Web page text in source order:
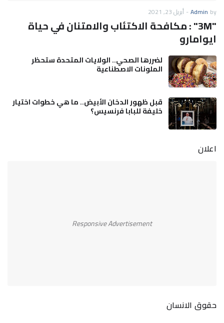
by
Admin
- أبريل 23, 2021
"3M" : مكافحة الاكتئاب والامتنان في حياة
ايوامارو
لضررها الصحي.. الولايات المتحدة ستحظر
الملونات الاصطناعية
قبل ظهور الدخان الأبيض.. ما هي خطوات اختيار
خليفة للبابا فرنسيس؟
اعلان
Responsive Advertisement
حقوق الانسان